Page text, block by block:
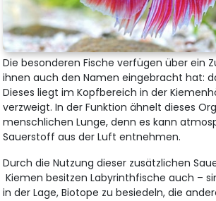
Die besonderen Fische verfügen über ein
ihnen auch den Namen eingebracht hat:
Dieses liegt im Kopfbereich in der
verzweigt. In der Funktion ähnelt dieses
menschlichen Lunge, denn es kann
Sauerstoff aus der Luft entnehmen.
Durch die Nutzung dieser zusätzlichen
Kiemen besitzen Labyrinthfische auch –
in der Lage, Biotope zu besiedeln, die